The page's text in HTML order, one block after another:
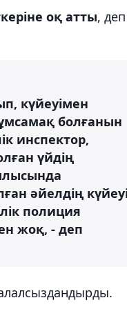
оқ атты, деп
күйеуімен
болғанын
инспектор,
үйдің
әйелдің
полиция
жоқ, - деп